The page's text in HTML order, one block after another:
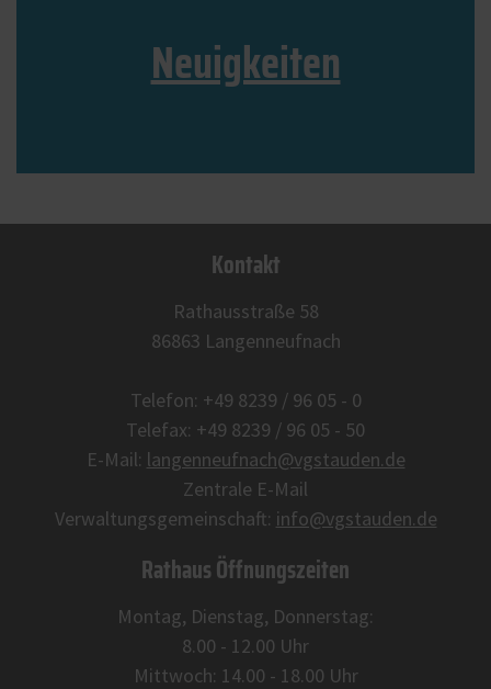
Neuigkeiten
Kontakt
Rathausstraße 58
86863 Langenneufnach
Telefon: +49 8239 / 96 05 - 0
Telefax: +49 8239 / 96 05 - 50
E-Mail: langenneufnach@vgstauden.de
Zentrale E-Mail
Verwaltungsgemeinschaft: info@vgstauden.de
Rathaus Öffnungszeiten
Montag, Dienstag, Donnerstag:
8.00 - 12.00 Uhr
Mittwoch: 14.00 - 18.00 Uhr